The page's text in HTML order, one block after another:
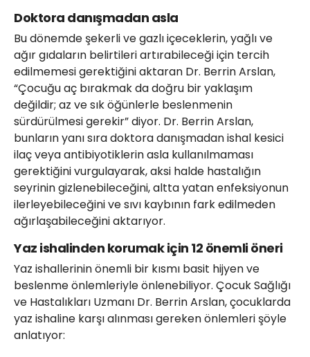
Doktora danışmadan asla
Bu dönemde şekerli ve gazlı içeceklerin, yağlı ve
ağır gıdaların belirtileri artırabileceği için tercih
edilmemesi gerektiğini aktaran Dr. Berrin Arslan,
“Çocuğu aç bırakmak da doğru bir yaklaşım
değildir; az ve sık öğünlerle beslenmenin
sürdürülmesi gerekir” diyor. Dr. Berrin Arslan,
bunların yanı sıra doktora danışmadan ishal kesici
ilaç veya antibiyotiklerin asla kullanılmaması
gerektiğini vurgulayarak, aksi halde hastalığın
seyrinin gizlenebileceğini, altta yatan enfeksiyonun
ilerleyebileceğini ve sıvı kaybının fark edilmeden
ağırlaşabileceğini aktarıyor.
Yaz ishalinden korumak için 12 önemli öneri
Yaz ishallerinin önemli bir kısmı basit hijyen ve
beslenme önlemleriyle önlenebiliyor. Çocuk Sağlığı
ve Hastalıkları Uzmanı Dr. Berrin Arslan, çocuklarda
yaz ishaline karşı alınması gereken önlemleri şöyle
anlatıyor: